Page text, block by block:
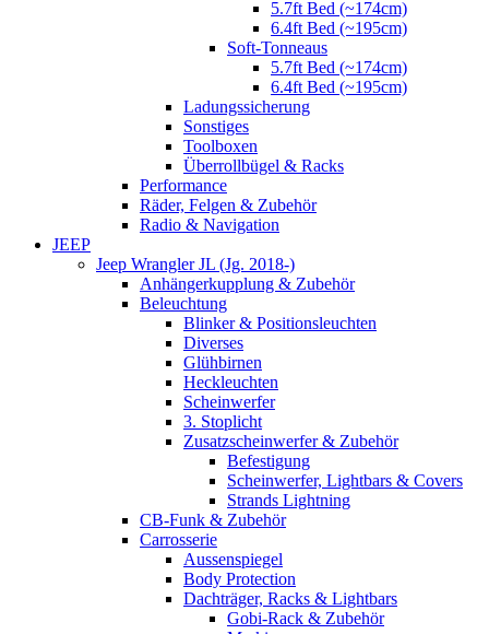
5.7ft Bed (~174cm)
6.4ft Bed (~195cm)
Soft-Tonneaus
5.7ft Bed (~174cm)
6.4ft Bed (~195cm)
Ladungssicherung
Sonstiges
Toolboxen
Überrollbügel & Racks
Performance
Räder, Felgen & Zubehör
Radio & Navigation
JEEP
Jeep Wrangler JL (Jg. 2018-)
Anhängerkupplung & Zubehör
Beleuchtung
Blinker & Positionsleuchten
Diverses
Glühbirnen
Heckleuchten
Scheinwerfer
3. Stoplicht
Zusatzscheinwerfer & Zubehör
Befestigung
Scheinwerfer, Lightbars & Covers
Strands Lightning
CB-Funk & Zubehör
Carrosserie
Aussenspiegel
Body Protection
Dachträger, Racks & Lightbars
Gobi-Rack & Zubehör